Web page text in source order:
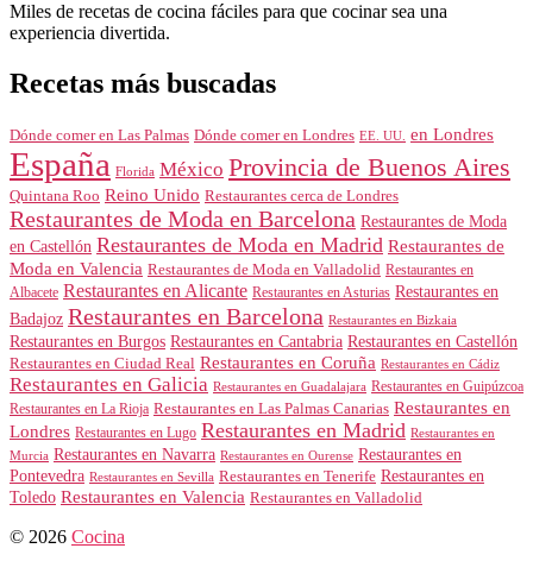
Miles de recetas de cocina fáciles para que cocinar sea una
experiencia divertida.
Recetas más buscadas
Dónde comer en Las Palmas Dónde comer en Londres EE. UU. en Londres
España Florida México Provincia de Buenos Aires
Quintana Roo Reino Unido Restaurantes cerca de Londres
Restaurantes de Moda en Barcelona Restaurantes de Moda
en Castellón Restaurantes de Moda en Madrid Restaurantes de
Moda en Valencia Restaurantes de Moda en Valladolid Restaurantes en
Albacete Restaurantes en Alicante Restaurantes en Asturias Restaurantes en
Badajoz Restaurantes en Barcelona Restaurantes en Bizkaia
Restaurantes en Burgos Restaurantes en Cantabria Restaurantes en Castellón
Restaurantes en Ciudad Real Restaurantes en Coruña Restaurantes en Cádiz
Restaurantes en Galicia Restaurantes en Guadalajara Restaurantes en Guipúzcoa
Restaurantes en La Rioja Restaurantes en Las Palmas Canarias Restaurantes en
Londres Restaurantes en Lugo Restaurantes en Madrid Restaurantes en
Murcia Restaurantes en Navarra Restaurantes en Ourense Restaurantes en
Pontevedra Restaurantes en Sevilla Restaurantes en Tenerife Restaurantes en
Toledo Restaurantes en Valencia Restaurantes en Valladolid
© 2026 Cocina